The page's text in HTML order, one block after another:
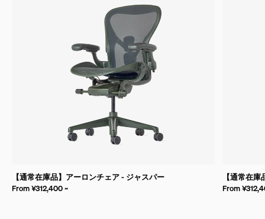
【通常在庫品】アーロンチェア - ジャスパー
From ¥312,400 ~
【通常在
From